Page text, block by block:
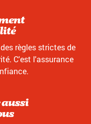
règles strictes de
C'est l'assurance
aussi